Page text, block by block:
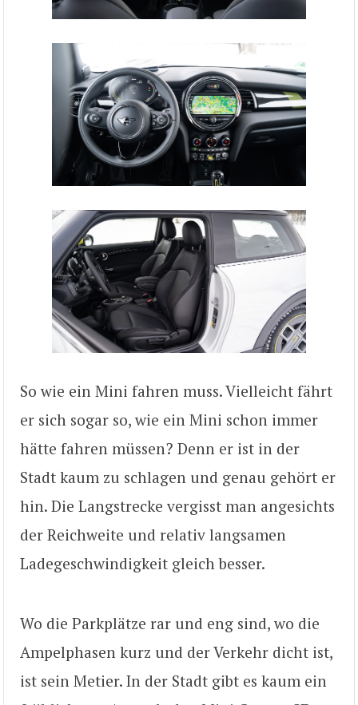
So wie ein Mini fahren muss. Vielleicht fährt
er sich sogar so, wie ein Mini schon immer
hätte fahren müssen? Denn er ist in der
Stadt kaum zu schlagen und genau gehört er
hin. Die Langstrecke vergisst man angesichts
der Reichweite und relativ langsamen
Ladegeschwindigkeit gleich besser.
Wo die Parkplätze rar und eng sind, wo die
Ampelphasen kurz und der Verkehr dicht ist,
ist sein Metier. In der Stadt gibt es kaum ein